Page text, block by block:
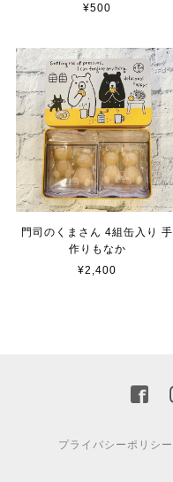
¥500
門司のくまさん 4組缶入り 手
作りもなか
¥2,400
プライバシーポリシー